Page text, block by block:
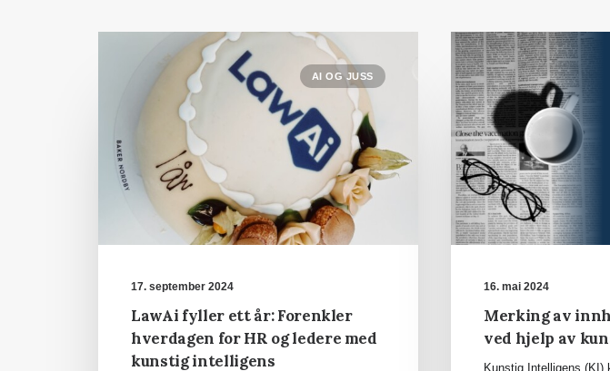
AI OG JUSS
17. september 2024
LawAi fyller ett år: Forenkler
hverdagen for HR og ledere med
kunstig intelligens
16. mai 2024
Merking av
ved hjelp av
Kunstig Intelligens (KI)